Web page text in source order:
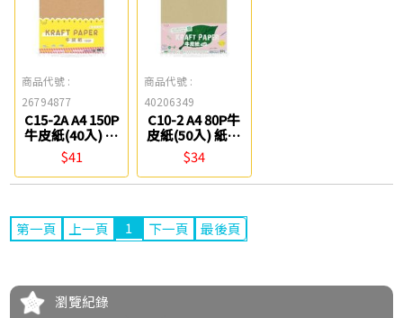
商品代號 :
26794877
C15-2A A4 150P
牛皮紙(40入) 紙
博館
$41
商品代號 :
40206349
C10-2 A4 80P牛
皮紙(50入) 紙博
館
$34
第一頁 上一頁 1 下一頁 最後頁
瀏覽紀錄